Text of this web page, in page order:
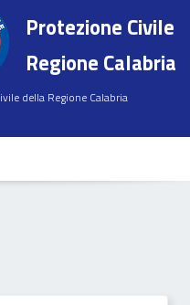
Protezione Civile
Regione Calabria
della Regione Calabria